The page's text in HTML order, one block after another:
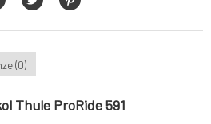
(0)
Thule ProRide 591